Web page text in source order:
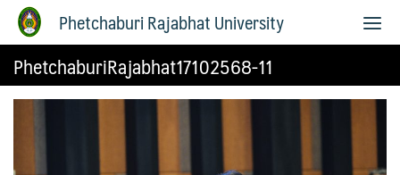
Phetchaburi Rajabhat University
PhetchaburiRajabhat17102568-11